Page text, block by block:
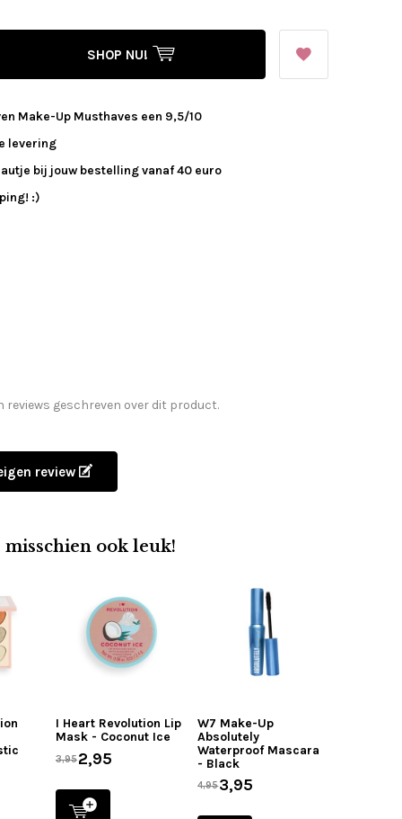
SHOP NU!
Make-Up Musthaves een 9,5/10
levering
bij jouw bestelling vanaf 40 euro
:)
reviews geschreven over dit product.
review
ook leuk!
I Heart Revolution Lip
Mask - Coconut Ice
3,952,95
W7 Make-Up
Absolutely
Waterproof Mascara
- Black
4,953,95